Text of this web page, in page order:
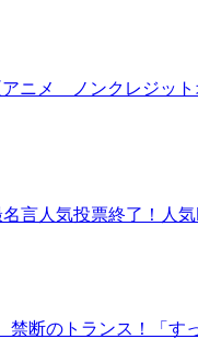
アニメ ノンクレジット
言人気投票終了！人
禁断のトランス！「す